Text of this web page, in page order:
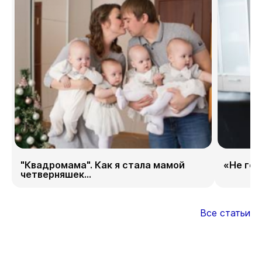
"Квадромама". Как я стала мамой
четверняшек...
«Не
Все статьи